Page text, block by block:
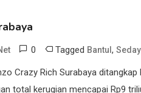
0 Tagged Bantul,
Crazy Rich Surabaya
total kerugian mencapai Rp9